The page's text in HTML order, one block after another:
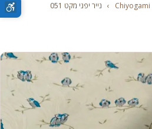
› נייר יפני מקט 051